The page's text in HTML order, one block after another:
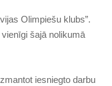
Olimpiešu klubs”.
šajā nolikumā
iesniegto darbu